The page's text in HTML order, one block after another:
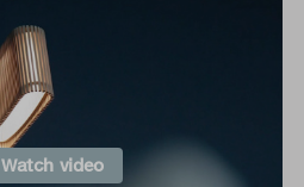
Watch video